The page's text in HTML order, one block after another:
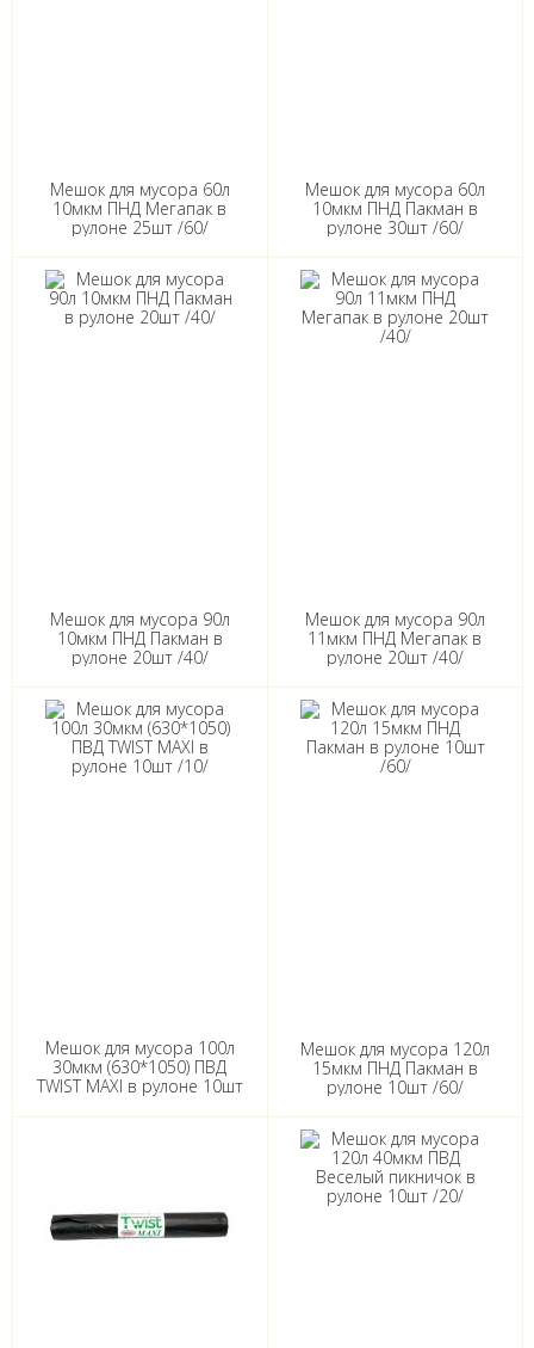
Мешок для мусора 60л
10мкм ПНД Мегапак в
рулоне 25шт /60/
Мешок для мусора 60л
10мкм ПНД Пакман в
рулоне 30шт /60/
Мешок для мусора 90л
10мкм ПНД Пакман в
рулоне 20шт /40/
Мешок для мусора 90л
11мкм ПНД Мегапак в
рулоне 20шт /40/
Мешок для мусора 100л
30мкм (630*1050) ПВД
TWIST MAXI в рулоне 10шт
Мешок для мусора 120л
15мкм ПНД Пакман в
рулоне 10шт /60/